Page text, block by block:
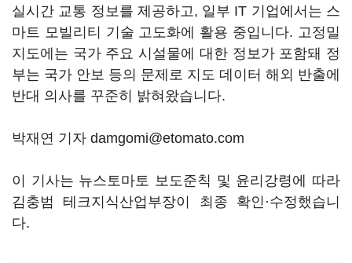
실시간 교통 정보를 제공하고, 일부 IT 기업에서는 스
마트 모빌리티 기술 고도화에 활용 중입니다. 고정밀
지도에는 국가 주요 시설물에 대한 정보가 포함돼 정
부는 국가 안보 등의 문제로 지도 데이터 해외 반출에
반대 의사를 꾸준히 밝혀왔습니다.
박재연 기자 damgomi@etomato.com
이 기사는 뉴스토마토 보도준칙 및 윤리강령에 따라
김충범 테크지식산업부장이 최종 확인·수정했습니
다.